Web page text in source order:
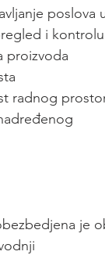
poslova
i
proizvoda
radnog
je